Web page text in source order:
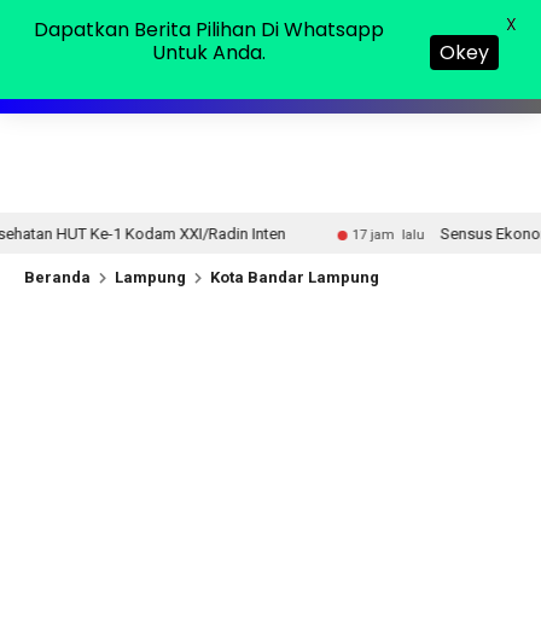
Radin Inten 17 jam lalu Sensus Ekonomi 2026, Pemprov
Beranda Lampung Kota Bandar Lampung
Dapatkan Berita Pilihan Di Whatsapp
Untuk Anda.
Okey
X